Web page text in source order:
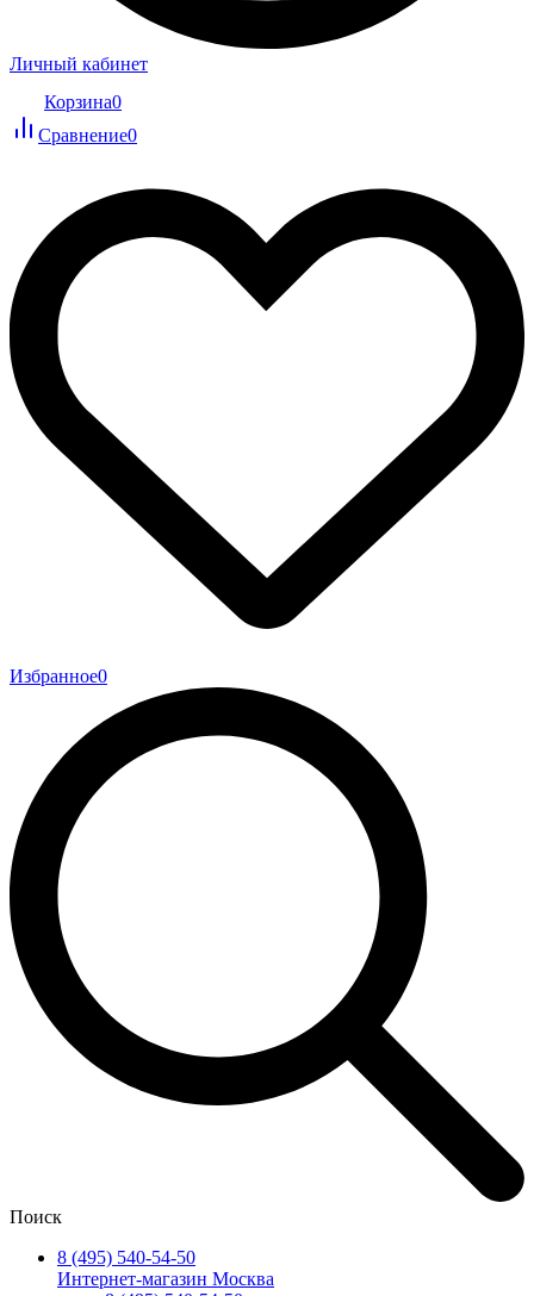
Личный кабинет
Корзина0
Сравнение0
Избранное0
Поиск
8 (495) 540-54-50
Интернет-магазин Москва